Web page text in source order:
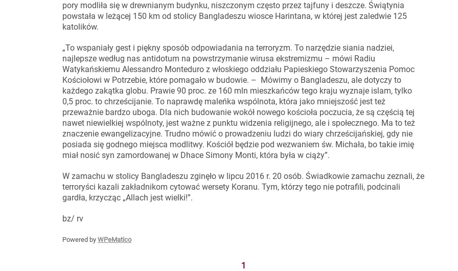
pory modliła się w drewnianym budynku, niszczonym często przez tajfuny i deszcze. Świątynia
powstała w leżącej 150 km od stolicy Bangladeszu wiosce Harintana, w której jest zaledwie 125
katolików.
„To wspaniały gest i piękny sposób odpowiadania na terroryzm. To narzędzie siania nadziei,
najlepsze według nas antidotum na powstrzymanie wirusa ekstremizmu – mówi Radiu
Watykańskiemu Alessandro Monteduro z włoskiego oddziału Papieskiego Stowarzyszenia Pomoc
Kościołowi w Potrzebie, które pomagało w budowie. – Mówimy o Bangladeszu, ale dotyczy to
każdego zakątka globu. Prawie 90 proc. ze 160 mln mieszkańców tego kraju wyznaje islam, tylko
0,5 proc. to chrześcijanie. To naprawdę maleńka wspólnota, która jako mniejszość jest też
przeważnie bardzo uboga. Dla nich budowanie wokół nowego kościoła poczucia, że są częścią tej
nawet niewielkiej wspólnoty, jest ważne z punktu widzenia religijnego, ale i społecznego. Ma to też
znaczenie ewangelizacyjne. Trudno mówić o prowadzeniu ludzi do wiary chrześcijańskiej, gdy nie
posiada się godnego miejsca modlitwy. Kościół będzie pod wezwaniem św. Michała, bo takie imię
miał nosić syn zamordowanej w Dhace Simony Monti, która była w ciąży”.
W zamachu w stolicy Bangladeszu zginęło w lipcu 2016 r. 20 osób. Świadkowie zamachu zeznali, że
terroryści kazali zakładnikom cytować wersety Koranu. Tym, którzy tego nie potrafili, podcinali
gardła, krzycząc „Allach jest wielki!”.
bz/ rv
Powered by WPeMatico
1